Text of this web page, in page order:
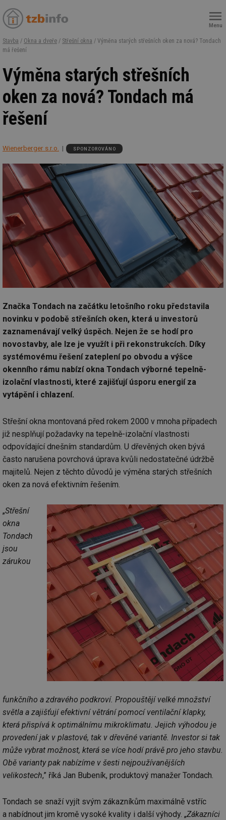
Menu
Stavba / Okna a dveře / Střešní okna / Výměna starých střešních oken za nová? Tondach
má řešení
Výměna starých střešních
oken za nová? Tondach má
řešení
Wienerberger s.r.o. SPONZOROVÁNO
Značka Tondach na začátku letošního roku představila
novinku v podobě střešních oken, která u investorů
zaznamenávají velký úspěch. Nejen že se hodí pro
novostavby, ale lze je využít i při rekonstrukcích. Díky
systémovému řešení zateplení po obvodu a výšce
okenního rámu nabízí okna Tondach výborné tepelně-
izolační vlastnosti, které zajišťují úsporu energií za
vytápění i chlazení.
Střešní okna montovaná před rokem 2000 v mnoha případech
již nesplňují požadavky na tepelně-izolační vlastnosti
odpovídající dnešním standardům. U dřevěných oken bývá
často narušena povrchová úprava kvůli nedostatečné údržbě
majitelů. Nejen z těchto důvodů je výměna starých střešních
oken za nová efektivním řešením.
„Střešní
okna
Tondach
jsou
zárukou
funkčního a zdravého podkroví. Propouštějí velké množství
světla a zajišťují efektivní větrání pomocí ventilační klapky,
která přispívá k optimálnímu mikroklimatu. Jejich výhodou je
provedení jak v plastové, tak v dřevěné variantě. Investor si tak
může vybrat možnost, která se více hodí právě pro jeho stavbu.
Obě varianty pak nabízíme v šesti nejpoužívanějších
velikostech,” říká Jan Bubeník, produktový manažer Tondach.
Tondach se snaží vyjít svým zákazníkům maximálně vstříc
a nabídnout jim kromě vysoké kvality i další výhody. „Zákazníci